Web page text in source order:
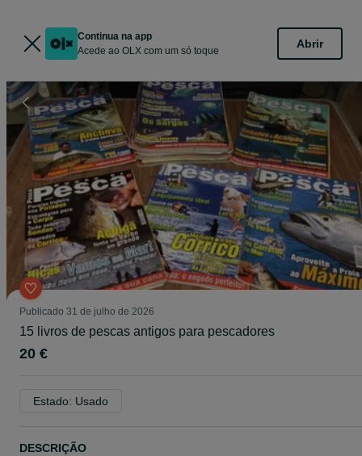
Continua na app
Acede ao OLX com um só toque
Abrir
Publicado 31 de julho de 2026
15 livros de pescas antigos para pescadores
20 €
Estado: Usado
DESCRIÇÃO